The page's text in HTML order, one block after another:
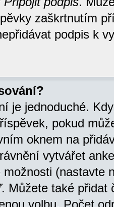
zaškrtnutím
podpis k
je jednoduché.
pokud
oknem na
vytvářet
možnosti (nastavte
. Můžete také přidat
volbu. Počet